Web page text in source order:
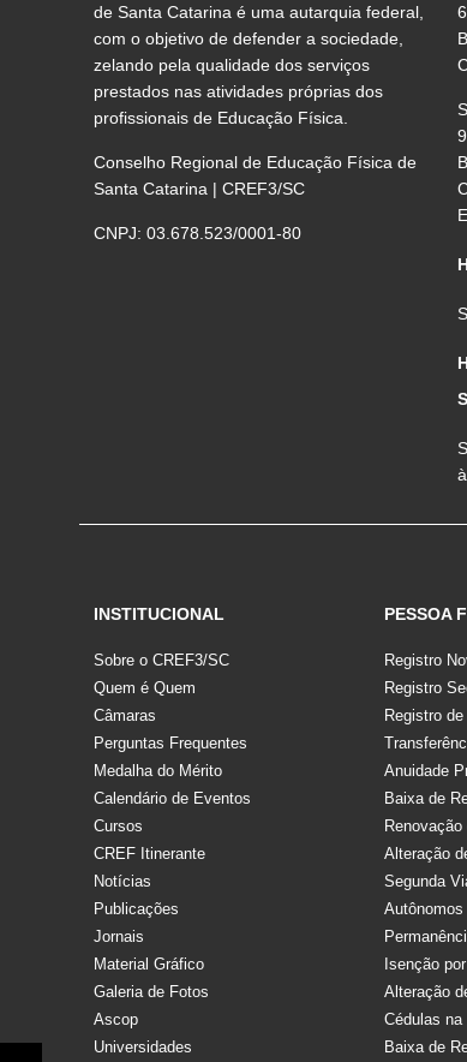
de Santa Catarina é uma autarquia federal,
com o objetivo de defender a sociedade,
zelando pela qualidade dos serviços
prestados nas atividades próprias dos
profissionais de Educação Física.
Conselho Regional de Educação Física de
Santa Catarina | CREF3/SC
CNPJ: 03.678.523/0001-80
INSTITUCIONAL
Sobre o CREF3/SC
Quem é Quem
Câmaras
Perguntas Frequentes
Medalha do Mérito
Calendário de Eventos
Cursos
CREF Itinerante
Notícias
Publicações
Jornais
Material Gráfico
Galeria de Fotos
Ascop
Universidades
PESSOA
Registro
Registro
Registro
Anuidade
Baixa de
Renovação
Alteração
Segunda
Autônomos
Isenção
Alteração
Cédulas na
Baixa de